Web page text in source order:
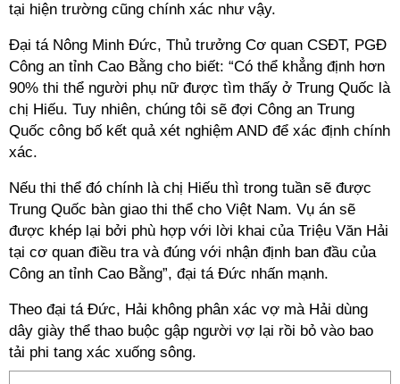
tại hiện trường cũng chính xác như vậy.
Đại tá Nông Minh Đức, Thủ trưởng Cơ quan CSĐT, PGĐ
Công an tỉnh Cao Bằng cho biết: “Có thể khẳng định hơn
90% thi thể người phụ nữ được tìm thấy ở Trung Quốc là
chị Hiếu. Tuy nhiên, chúng tôi sẽ đợi Công an Trung
Quốc công bố kết quả xét nghiệm AND để xác định chính
xác.
Nếu thi thể đó chính là chị Hiếu thì trong tuần sẽ được
Trung Quốc bàn giao thi thể cho Việt Nam. Vụ án sẽ
được khép lại bởi phù hợp với lời khai của Triệu Văn Hải
tại cơ quan điều tra và đúng với nhận định ban đầu của
Công an tỉnh Cao Bằng”, đại tá Đức nhấn mạnh.
Theo đại tá Đức, Hải không phân xác vợ mà Hải dùng
dây giày thể thao buộc gập người vợ lại rồi bỏ vào bao
tải phi tang xác xuống sông.